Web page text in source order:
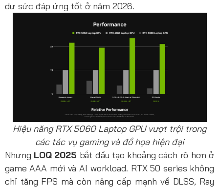
dư sức đáp ứng tốt ở năm 2026.
Hiệu năng RTX 5060 Laptop GPU vượt trội trong
các tác vụ gaming và đồ họa hiện đại
Nhưng LOQ 2025 bắt đầu tạo khoảng cách rõ hơn ở
game AAA mới và AI workload. RTX 50 series không
chỉ tăng FPS mà còn nâng cấp mạnh về DLSS, Ray